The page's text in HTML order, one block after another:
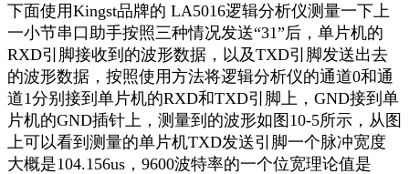
下面使用Kingst品牌的 LA5016逻辑分析仪测量一下上
一小节串口助手按照三种情况发送“31”后，单片机的
RXD引脚接收到的波形数据，以及TXD引脚发送出去
的波形数据，按照使用方法将逻辑分析仪的通道0和通
道1分别接到单片机的RXD和TXD引脚上， GND接到单
片机的GND插针上，测量到的波形如图 10-5所示，从图
上可以看到测量的单片机TXD发送引脚一个脉冲宽度
大概是104.156us ， 9600波特率的一个位宽理论值是